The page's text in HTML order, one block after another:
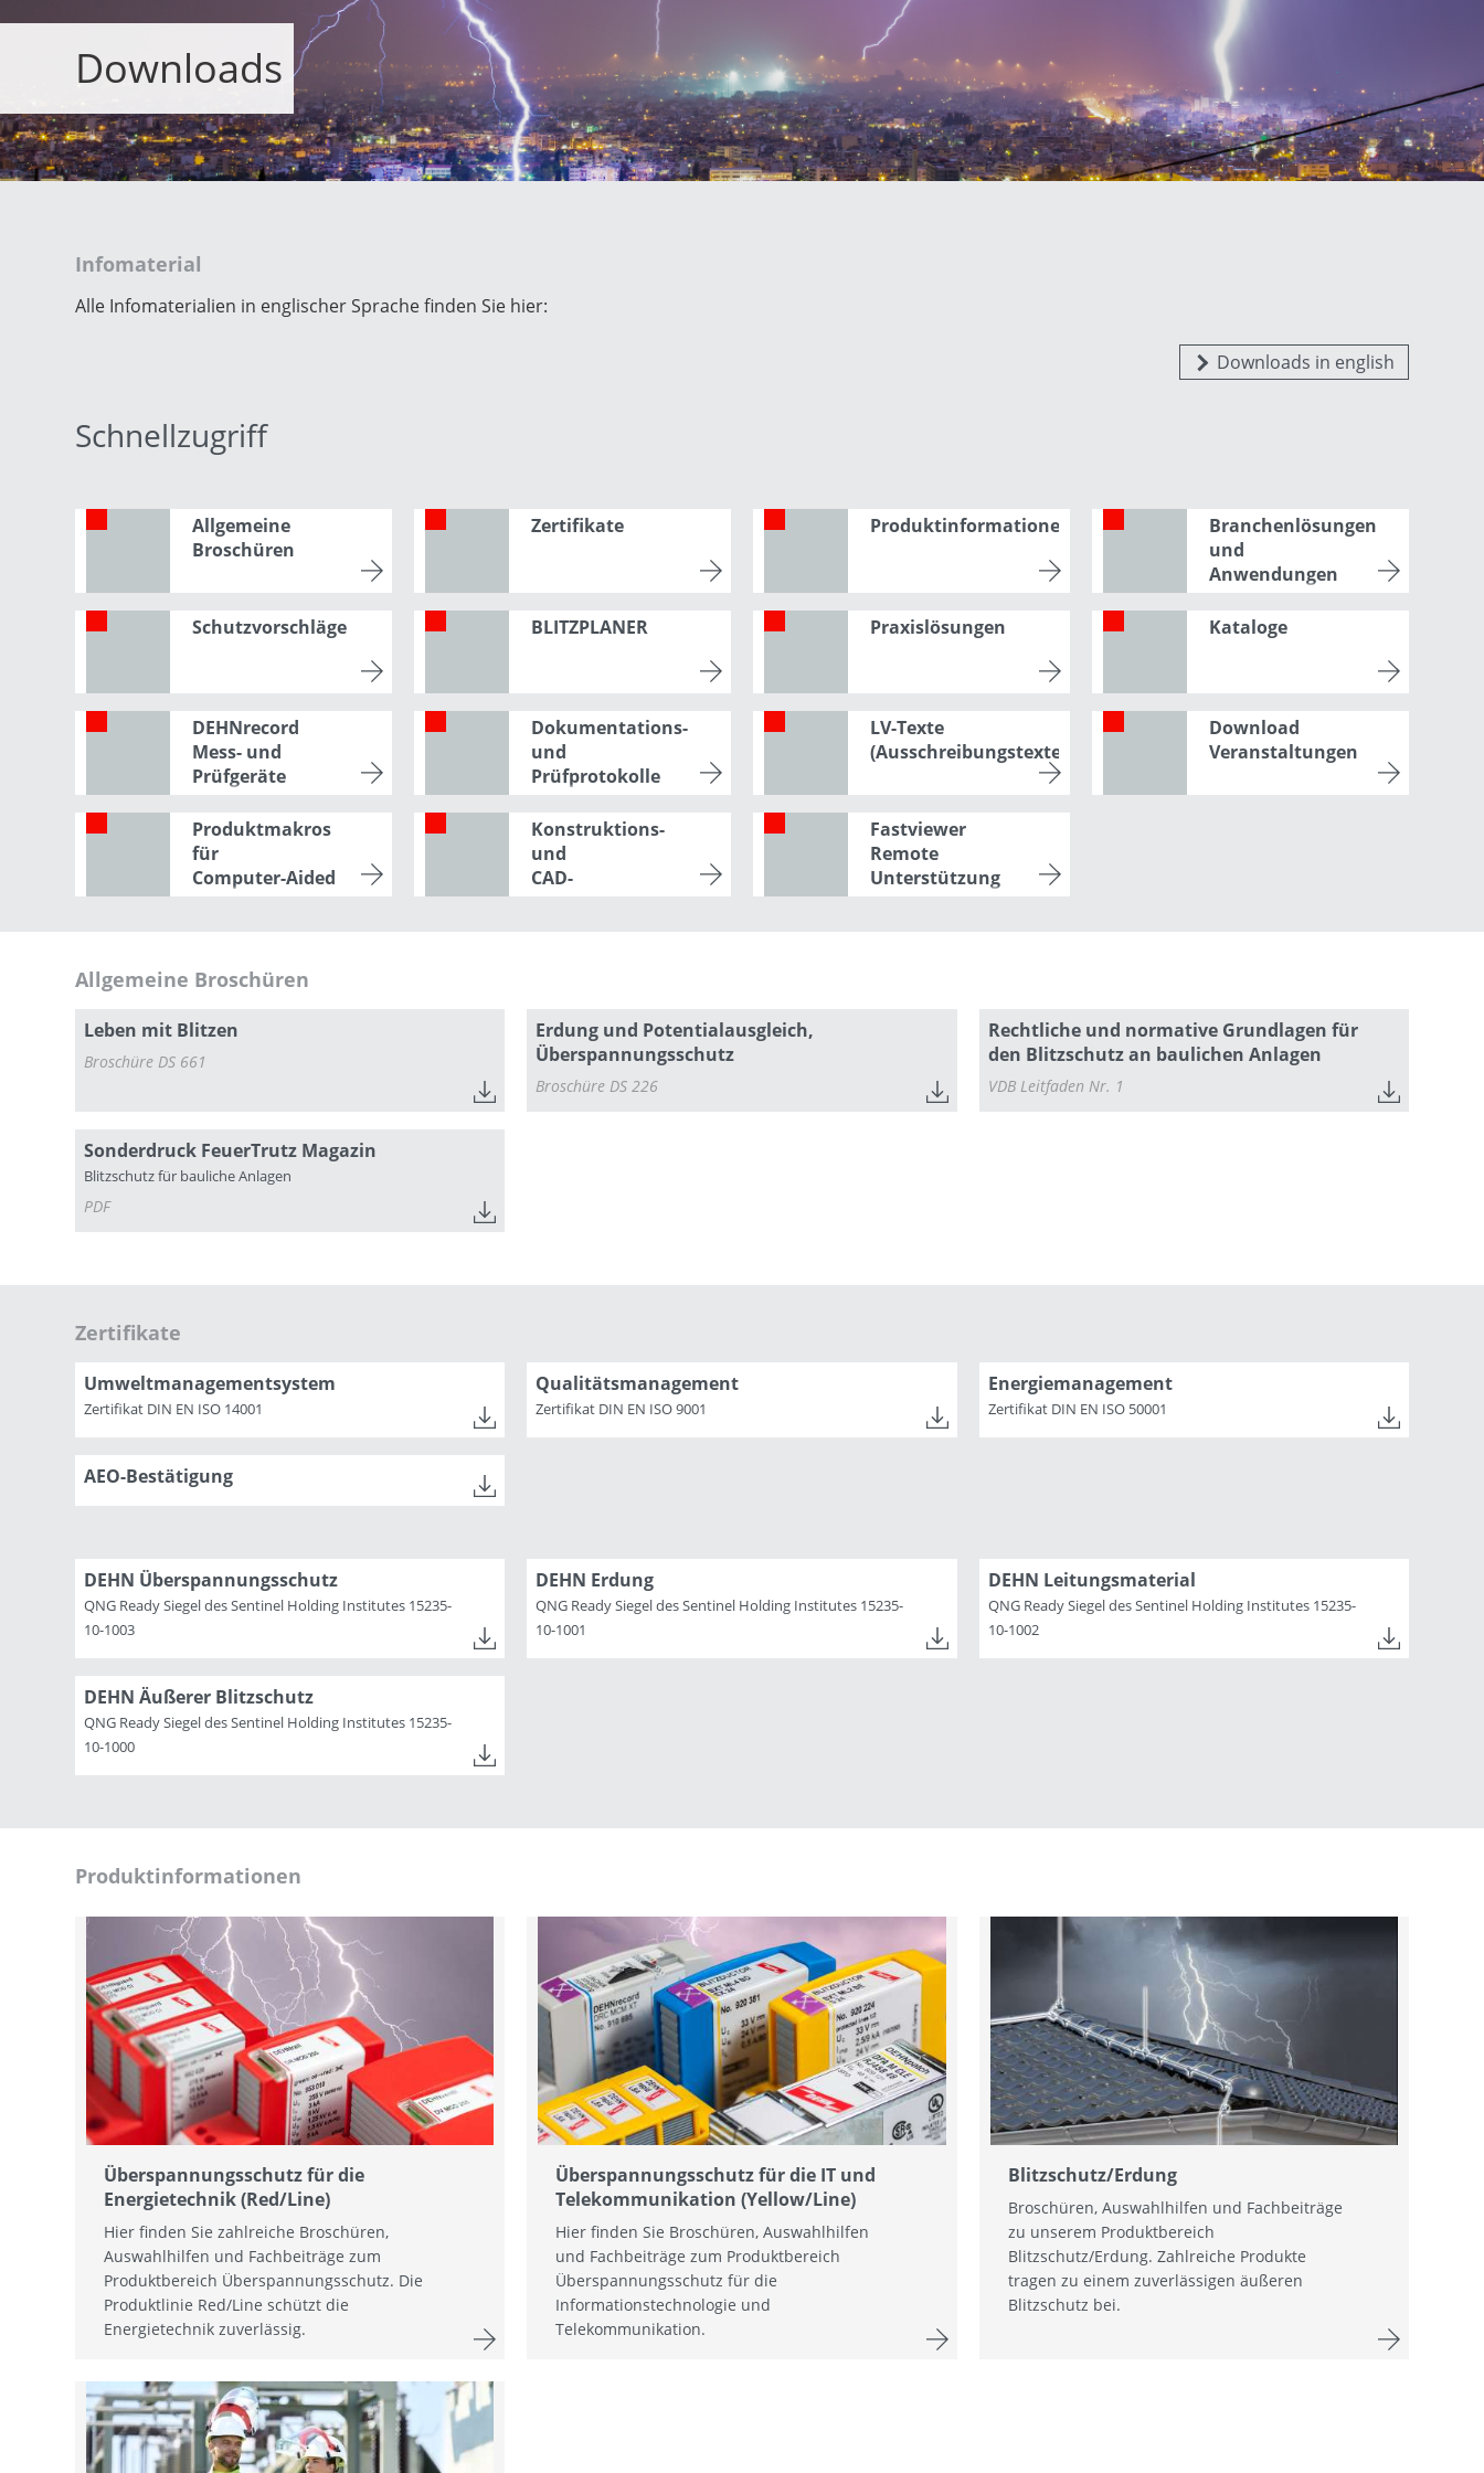
Afrika & Mittlerer
Osten
Rumänien
Slowakei
Slowenien
Spanien
Schweden
Schweiz
Türkei
Ukraine
Downloads
Infomaterial
Alle Infomaterialien in englischer Sprache finden Sie hier:
Downloads in english
Schnellzugriff
Allgemeine
Broschüren
Zertifikate Produktinformationen
Branchenlösungen
und
Anwendungen
Schutzvorschläge BLITZPLANER Praxislösungen Kataloge
DEHNrecord
Mess- und
Prüfgeräte
Dokumentations-
und
Prüfprotokolle
LV-Texte
(Ausschreibungstexte)
Download
Veranstaltungen
Produktmakros
für
Computer-Aided
Konstruktions-
und
CAD-
Fastviewer
Remote
Unterstützung
Allgemeine Broschüren
Leben mit Blitzen
Broschüre DS 661
Erdung und Potentialausgleich,
Überspannungsschutz
Broschüre DS 226
Rechtliche und normative Grundlagen für
den Blitzschutz an baulichen Anlagen
VDB Leitfaden Nr. 1
Sonderdruck FeuerTrutz Magazin
Blitzschutz für bauliche Anlagen
PDF
Zertifikate
Umweltmanagementsystem
Zertifikat DIN EN ISO 14001
Qualitätsmanagement
Zertifikat DIN EN ISO 9001
Energiemanagement
Zertifikat DIN EN ISO 50001
AEO-Bestätigung
DEHN Überspannungsschutz
QNG Ready Siegel des Sentinel Holding Institutes 15235-
10-1003
DEHN Erdung
QNG Ready Siegel des Sentinel Holding Institutes 15235-
10-1001
DEHN Leitungsmaterial
QNG Ready Siegel des Sentinel Holding Institutes 15235-
10-1002
DEHN Äußerer Blitzschutz
QNG Ready Siegel des Sentinel Holding Institutes 15235-
10-1000
Produktinformationen
Überspannungsschutz für die
Energietechnik (Red/Line)
Hier finden Sie zahlreiche Broschüren,
Auswahlhilfen und Fachbeiträge zum
Produktbereich Überspannungsschutz. Die
Produktlinie Red/Line schützt die
Energietechnik zuverlässig.
Überspannungsschutz für die IT und
Telekommunikation (Yellow/Line)
Hier finden Sie Broschüren, Auswahlhilfen
und Fachbeiträge zum Produktbereich
Überspannungsschutz für die
Informationstechnologie und
Telekommunikation.
Blitzschutz/Erdung
Broschüren, Auswahlhilfen und Fachbeiträge
zu unserem Produktbereich
Blitzschutz/Erdung. Zahlreiche Produkte
tragen zu einem zuverlässigen äußeren
Blitzschutz bei.